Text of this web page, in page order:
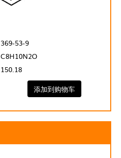
369-53-9
C8H10N2O
150.18
添加到购物车